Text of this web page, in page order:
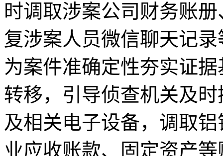
时调取涉案公司财务账
复涉案人员微信聊天记
为案件准确定性夯实证
转移，引导侦查机关及
及相关电子设备，调取
业应收账款、固定资产